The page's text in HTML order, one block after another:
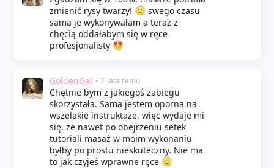
zmienić rysy twarzy!
swego czasu
sama je wykonywałam a teraz z
chęcią oddałabym się w ręce
profesjonalisty
GoldenGal • 2 lata temu
Chętnie bym z jakiegoś zabiegu
skorzystała. Sama jestem oporna na
wszelakie instruktaże, więc wydaje mi
się, że nawet po obejrzeniu setek
tutoriali masaż w moim wykonaniu
byłby po prostu nieskuteczny. Nie ma
to jak czyjeś wprawne ręce